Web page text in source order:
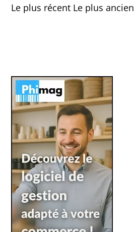
Le plus récent Le plus ancien